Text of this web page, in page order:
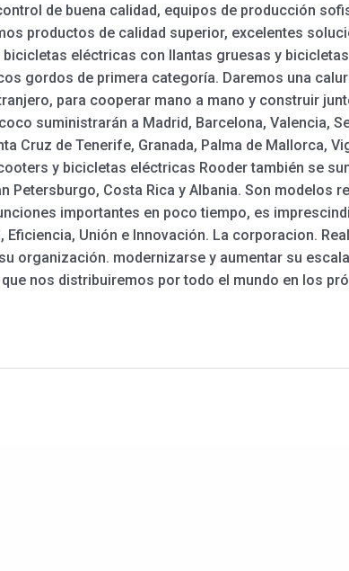
de buena calidad, equipos de producción
productos de calidad superior, excelentes
eléctricas con llantas gruesas y
gordos de primera categoría. Daremos una
para cooperar mano a mano y construir
suministrarán a Madrid, Barcelona, Valencia,
Cruz de Tenerife, Granada, Palma de Mallorca,
y bicicletas eléctricas Rooder también se
Petersburgo, Costa Rica y Albania. Son
importantes en poco tiempo, es
Eficiencia, Unión e Innovación. La corporacion.
organización. modernizarse y aumentar su
nos distribuiremos por todo el mundo en los